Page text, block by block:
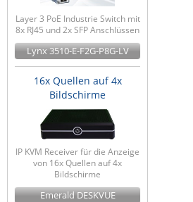
Layer 3 PoE Industrie Switch mit
8x RJ45 und 2x SFP Anschlüssen
Lynx 3510-E-F2G-P8G-LV
16x Quellen auf 4x
Bildschirme
IP KVM Receiver für die Anzeige
von 16x Quellen auf 4x
Bildschirme
Emerald DESKVUE